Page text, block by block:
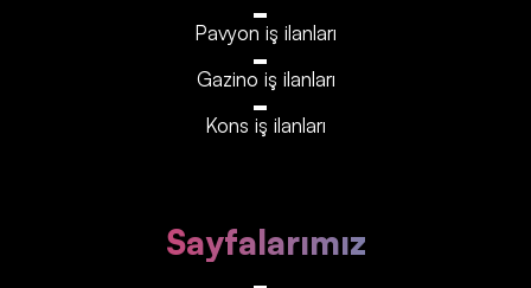
Pavyon iş ilanları
Gazino iş ilanları
Kons iş ilanları
Sayfalarımız